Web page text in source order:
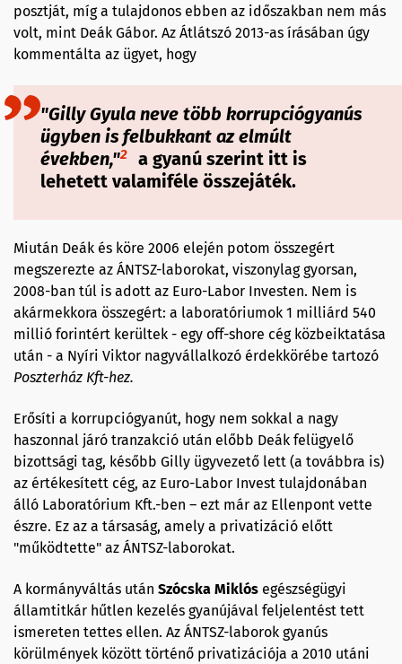
posztját, míg a tulajdonos ebben az időszakban nem más
volt, mint Deák Gábor. Az Átlátszó 2013-as írásában úgy
kommentálta az ügyet, hogy
"GillyGyula neve több korrupciógyanús
ügyben is felbukkant az elmúlt
években,"2
a gyanú szerint itt is
lehetett valamiféle összejáték.
Miután Deák és köre 2006 elején potom összegért
megszerezte az ÁNTSZ-laborokat, viszonylag gyorsan,
2008-ban túl is adott az Euro-Labor Investen. Nem is
akármekkora összegért: a laboratóriumok 1 milliárd 540
millió forintért kerültek - egy off-shore cég közbeiktatása
után - a Nyíri Viktor nagyvállalkozó érdekkörébe tartozó
Poszterház Kft-hez.
Erősíti a korrupciógyanút, hogy nem sokkal a nagy
haszonnal járó tranzakció után előbb Deák felügyelő
bizottsági tag, később Gilly ügyvezető lett (a továbbra is)
az értékesített cég, az Euro-Labor Invest tulajdonában
álló Laboratórium Kft.-ben – ezt már az Ellenpont vette
észre. Ez az a társaság, amely a privatizáció előtt
"működtette" az ÁNTSZ-laborokat.
A kormányváltás után Szócska Miklós egészségügyi
államtitkár hűtlen kezelés gyanújával feljelentést tett
ismereten tettes ellen. Az ÁNTSZ-laborok gyanús
körülmények között történő privatizációja a 2010 utáni